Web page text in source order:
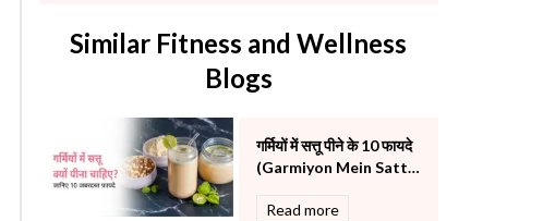
Mental Health
Minimal Access and Bariatric Surgery
Neonatology & Paediatrics
Nephrology & Dialysis
Neurology
Obstetrics
Orthopaedics
Similar Fitness and Wellness
Blogs
गर्मियों में सत्तू पीने के 10 फायदे
(Garmiyon Mein Sattu
Read more